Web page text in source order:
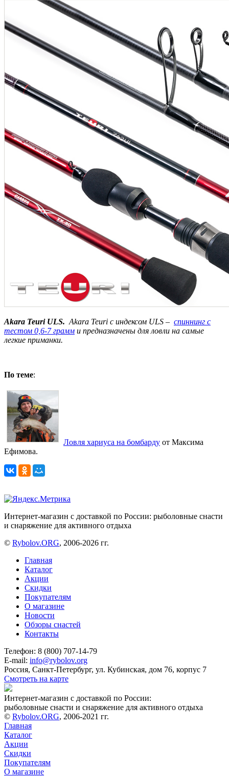
Akara Teuri ULS. Akara Teuri с индексом ULS – спиннинг с
тестом 0,6-7 грамм и предназначены для ловли на самые
легкие приманки.
По теме:
Ловля хариуса на бомбарду от Максима
Ефимова.
Интернет-магазин с доставкой по России: рыболовные снасти
и снаряжение для активного отдыха
© Rybolov.ORG, 2006-2026 гг.
Главная
Каталог
Акции
Скидки
Покупателям
О магазине
Новости
Обзоры снастей
Контакты
Телефон: 8 (800) 707-14-79
E-mail: info@rybolov.org
Россия, Санкт-Петербург, ул. Кубинская, дом 76, корпус 7
Смотреть на карте
Интернет-магазин с доставкой по России:
рыболовные снасти и снаряжение для активного отдыха
© Rybolov.ORG, 2006-2021 гг.
Главная
Каталог
Акции
Скидки
Покупателям
О магазине